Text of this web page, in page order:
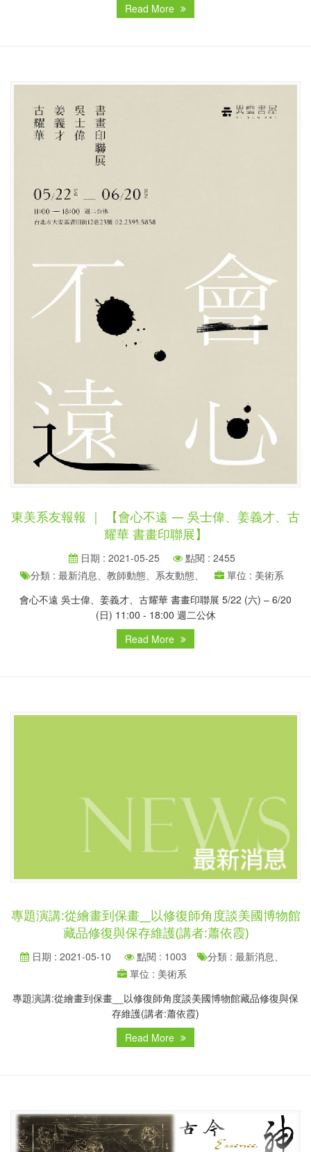
Read More
東美系友報報 ｜ 【會心不遠 — 吳士偉、姜義才、古
耀華 書畫印聯展】
日期 : 2021-05-25
點閱 : 2455
分類 : 最新消息、教師動態、系友動態、
單位 : 美術系
會心不遠 吳士偉、姜義才、古耀華 書畫印聯展 5/22 (六) – 6/20
(日) 11:00 - 18:00 週二公休
Read More
專題演講:從繪畫到保畫__以修復師角度談美國博物館
藏品修復與保存維護(講者:蕭依霞)
日期 : 2021-05-10 點閱 : 1003
分類 : 最新消息、
單位 : 美術系
專題演講:從繪畫到保畫__以修復師角度談美國博物館藏品修復與保
存維護(講者:蕭依霞)
Read More